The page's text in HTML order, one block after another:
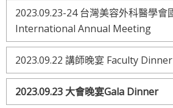
2023.09.23-24 台灣美容外科醫學會
International Annual Meeting
2023.09.22 講師晚宴 Faculty Dinner
2023.09.23 大會晚宴Gala Dinner